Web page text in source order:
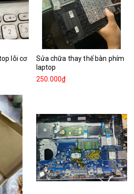
lỗi cơ
Sửa chữa thay thế bàn phím
laptop
250.000₫